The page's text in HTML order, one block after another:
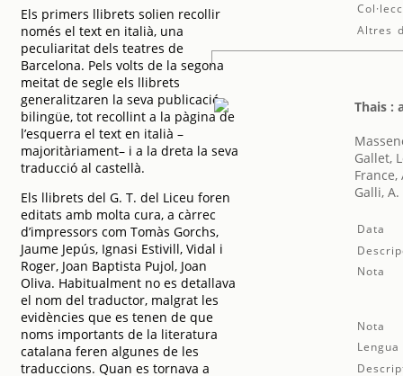
Els primers llibrets solien recollir
només el text en italià, una
peculiaritat dels teatres de
Barcelona. Pels volts de la segona
meitat de segle els llibrets
generalitzaren la seva publicació
bilingüe, tot recollint a la pàgina de
l’esquerra el text en italià –
majoritàriament– i a la dreta la seva
traducció al castellà.
Els llibrets del G. T. del Liceu foren
editats amb molta cura, a càrrec
d’impressors com Tomàs Gorchs,
Jaume Jepús, Ignasi Estivill, Vidal i
Roger, Joan Baptista Pujol, Joan
Oliva. Habitualment no es detallava
el nom del traductor, malgrat les
evidències que es tenen de que
noms importants de la literatura
catalana feren algunes de les
traduccions. Quan es tornava a
Altres
Thais :
Gallet,
Galli, A.
Data
Nota
Nota
Lengua